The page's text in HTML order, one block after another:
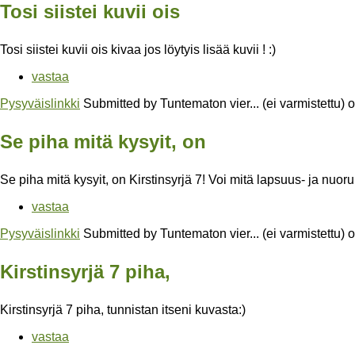
Tosi siistei kuvii ois
Tosi siistei kuvii ois kivaa jos löytyis lisää kuvii ! :)
vastaa
Pysyväislinkki Submitted by Tuntematon vier... (ei varmistettu)
Se piha mitä kysyit, on
Se piha mitä kysyit, on Kirstinsyrjä 7! Voi mitä lapsuus- ja
vastaa
Pysyväislinkki Submitted by Tuntematon vier... (ei varmistettu)
Kirstinsyrjä 7 piha,
Kirstinsyrjä 7 piha, tunnistan itseni kuvasta:)
vastaa